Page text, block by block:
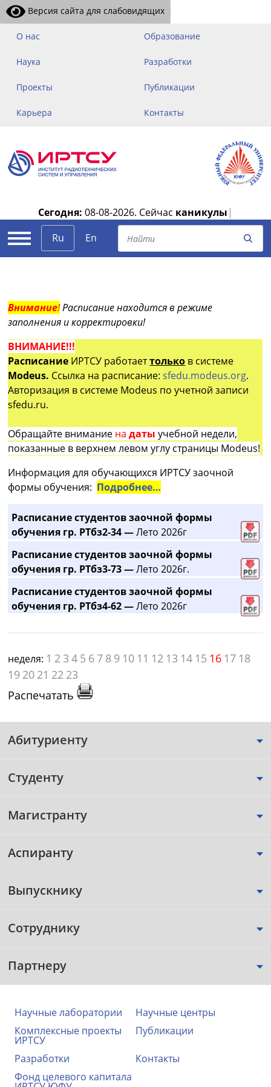
Версия сайта для слабовидящих
О нас Образование
Наука Разработки
Проекты Публикации
Карьера Контакты
Сегодня: 08-08-2026. Сейчас каникулы |
Ru
En
Внимание!Расписание находится в режиме
заполнения и корректировки!
ВНИМАНИЕ!!!
Расписание ИРТСУ работаеттолько в системе
Modeus. Ссылка на расписание:sfedu.modeus.org.
Авторизация в системе Modeus по учетной записи
sfedu.ru.
Обращайте внимание на датыучебной недели,
показанные в верхнем левом углу страницы Modeus!
Информация для обучающихся ИРТСУ заочной
формы обучения: Подробнее…
Расписание студентов заочной формы
обучения гр. РТбз2-34 —Лето 2026г
Расписание студентов заочной формы
обучения гр. РТбз3-73 —Лето 2026г.
Расписание студентов заочной формы
обучения гр. РТбз4-62 —Лето 2026г
неделя: 1 2 3 4 5 6 7 8 9 10 11 12 13 14 15 16 17 18
19 20 21 22 23
Распечатать
Абитуриенту
Студенту
Магистранту
Аспиранту
Выпускнику
Сотруднику
Партнеру
Научные лаборатории
Научные центры
Комплексные проекты
ИРТСУ
Публикации
Разработки
Контакты
Фонд целевого капитала